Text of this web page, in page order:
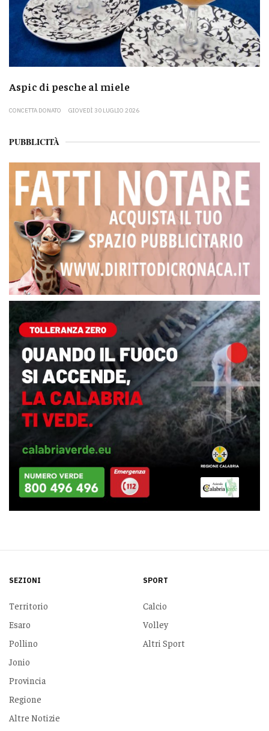
Aspic di pesche al miele
CONCETTA DONATO GIOVEDÌ 30 LUGLIO 2026
PUBBLICITÀ
SEZIONI
Territorio
Esaro
Pollino
Jonio
Provincia
Regione
Altre Notizie
SPORT
Calcio
Volley
Altri Sport